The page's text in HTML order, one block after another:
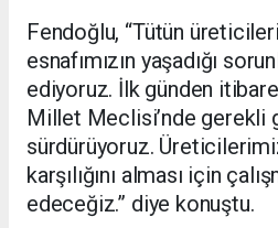
Fendoğlu, “Tütün
esnafımızın yaşadığı
ediyoruz. İlk günden
Millet Meclisi’nde gerekli
sürdürüyoruz.
karşılığını alması için
edeceğiz.” diye konuştu.